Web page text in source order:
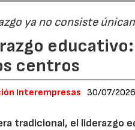
ya no consiste
centros
Interempresas 30/07/2026
tradicional, el liderazgo